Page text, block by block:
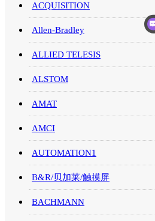
ACQUISITION
Allen-Bradley
ALLIED TELESIS
ALSTOM
AMAT
AMCI
AUTOMATION1
B&R/贝加莱/触摸屏
BACHMANN